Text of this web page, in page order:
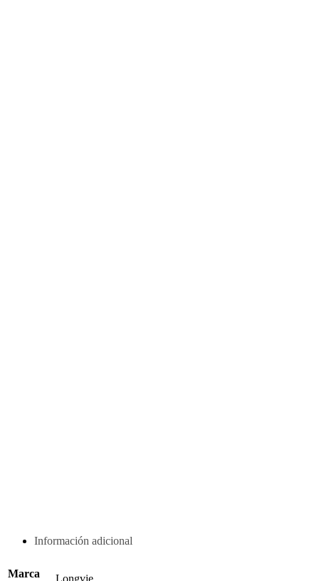
Información adicional
Marca